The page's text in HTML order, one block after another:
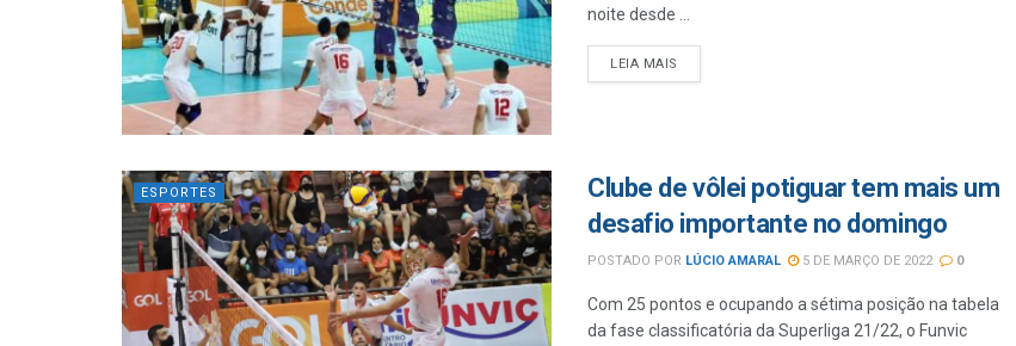
noite desde ...
LEIA MAIS
ESPORTES
Clube de vôlei potiguar tem mais um
desafio importante no domingo
POSTADO POR LÚCIO AMARAL 5 DE MARÇO DE 2022 0
Com 25 pontos e ocupando a sétima posição na tabela
da fase classificatória da Superliga 21/22, o Funvic